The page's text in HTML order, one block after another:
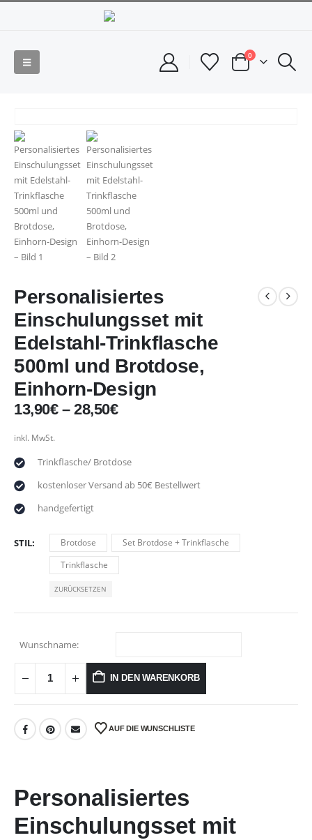
0
Personalisiertes
Einschulungsset mit
Edelstahl-Trinkflasche
500ml und Brotdose,
Einhorn-Design
13,90€–28,50€
inkl. MwSt.
Trinkflasche/ Brotdose
kostenloser Versand ab 50€ Bestellwert
handgefertigt
STIL Brotdose
Set Brotdose + Trinkflasche
Trinkflasche
ZURÜCKSETZEN
Wunschname:
IN DEN WARENKORB
AUF DIE WUNSCHLISTE
Personalisiertes
Einschulungsset mit